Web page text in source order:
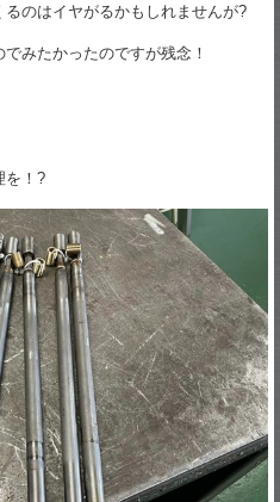
のはイヤがるかもしれませんが?
みたかったのですが残念！
を！?